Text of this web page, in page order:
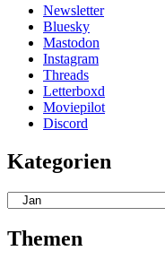
Newsletter
Bluesky
Mastodon
Instagram
Threads
Letterboxd
Moviepilot
Discord
Kategorien
Kategorien
Themen